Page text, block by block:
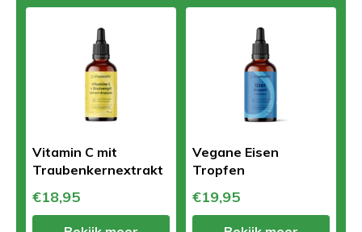
Vitamin C mit
Traubenkernextrakt
€18,95
Vegane Eisen
Tropfen
€19,95